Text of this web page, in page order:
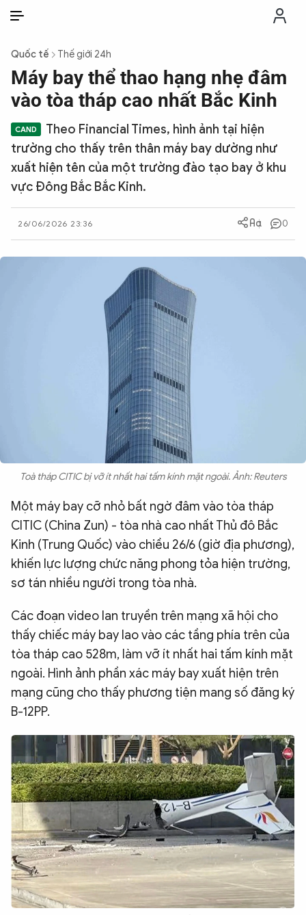
THỜI SỰ
CHỐNG DIỄN BIẾN HÒA BÌNH
CÔNG AN TRONG LÒNG DÂN
XÃ HỘI
PHÁP LUẬT
eMagazine
Podcast
Video Ảnh
Infographic
Chuyên trang An ninh thế giới
Văn nghệ Công an
Chuyên đề
Quốc tế Thế giới 24h
Máy bay thể thao hạng nhẹ đâm
vào tòa tháp cao nhất Bắc Kinh
Theo Financial Times, hình ảnh tại hiện
trường cho thấy trên thân máy bay dường như
xuất hiện tên của một trường đào tạo bay ở khu
vực Đông Bắc Bắc Kinh.
26/06/2026 23:36 0
Toà tháp CITIC bị vỡ ít nhất hai tấm kính mặt ngoài. Ảnh: Reuters
Một máy bay cỡ nhỏ bất ngờ đâm vào tòa tháp
CITIC (China Zun) - tòa nhà cao nhất Thủ đô Bắc
Kinh (Trung Quốc) vào chiều 26/6 (giờ địa phương),
khiến lực lượng chức năng phong tỏa hiện trường,
sơ tán nhiều người trong tòa nhà.
Các đoạn video lan truyền trên mạng xã hội cho
thấy chiếc máy bay lao vào các tầng phía trên của
tòa tháp cao 528m, làm vỡ ít nhất hai tấm kính mặt
ngoài. Hình ảnh phần xác máy bay xuất hiện trên
mạng cũng cho thấy phương tiện mang số đăng ký
B-12PP.